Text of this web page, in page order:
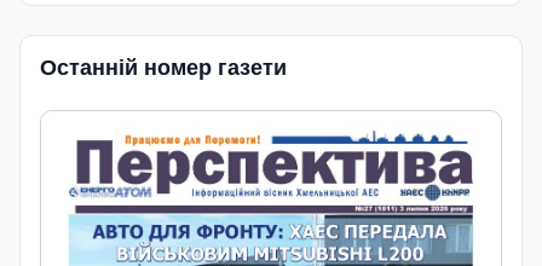
Останній номер газети